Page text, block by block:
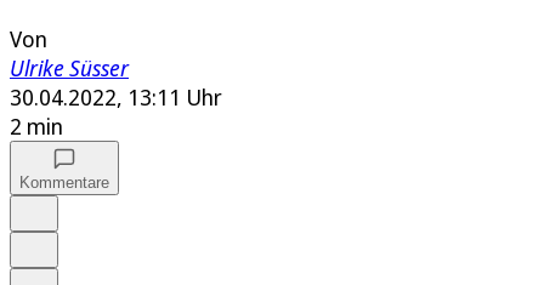
Von
Ulrike Süsser
30.04.2022, 13:11 Uhr
2 min
Kommentare